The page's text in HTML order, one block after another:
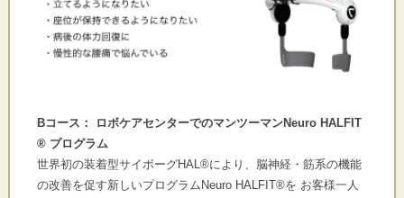
Bコース： ロボケアセンターでのマンツーマンNeuro HALFIT
® プログラム
世界初の装着型サイボーグHAL®により、脳神経・ 筋系の機能
の改善を促す新しいプログラムNeuro HALFIT®を お客様一人